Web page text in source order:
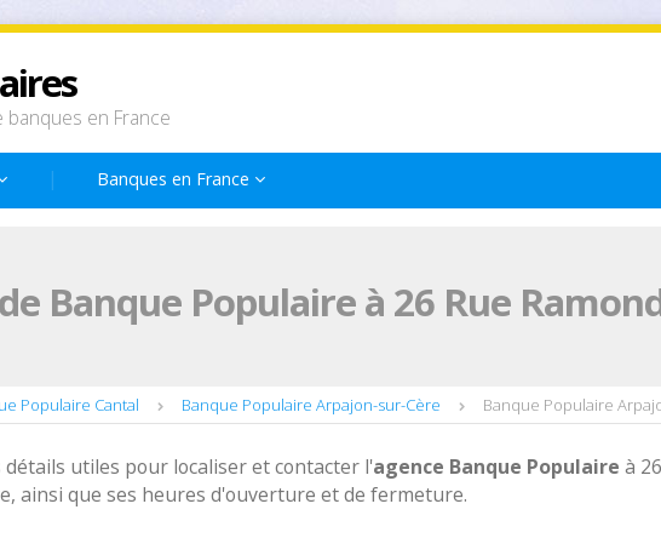
en France
Banques en France
Banque Populaire à 26 Rue
Populaire Cantal Banque Populaire Arpajon-sur-Cère Banque Populaire
utiles pour localiser et contacter l'agence Banque Populaire à 26
ainsi que ses heures d'ouverture et de fermeture.